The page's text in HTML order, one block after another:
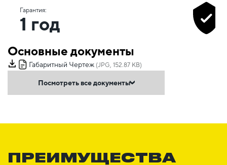
Гарантия:
1 год
Основные документы
Габаритный Чертеж (JPG, 152.87 KB)
Посмотреть все документы
ПРЕИМУЩЕСТВА